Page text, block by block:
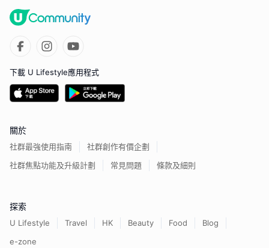
下載 U Lifestyle應用程式
關於
社群最強使用指南
社群創作有價企劃
社群焦點功能及升級計劃
常見問題 條款及細則
探索
U Lifestyle Travel HK Beauty Food
Blog
e-zone